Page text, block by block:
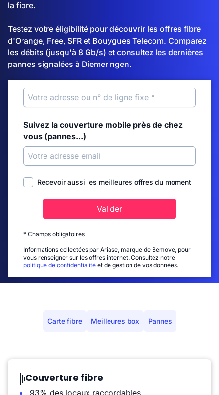
la fibre.
Testez votre éligibilité pour découvrir les offres fibre
d'Orange, Free, SFR et Bouygues Telecom. Comparez
les débits (jusqu'à 8 Gb/s) et consultez les dernières
pannes signalées à Diemeringen.
Suivez la couverture mobile près de chez
vous (pannes...)
Recevoir aussi les meilleures offres du moment
Valider
* Champs obligatoires
Informations collectées par Ariase, marque de Bemove, pour
vous renseigner sur les offres internet. Consultez notre
politique de confidentialité et de gestion de vos données.
Carte fibre Meilleures box Pannes
Couverture fibre
93% des locaux raccordables